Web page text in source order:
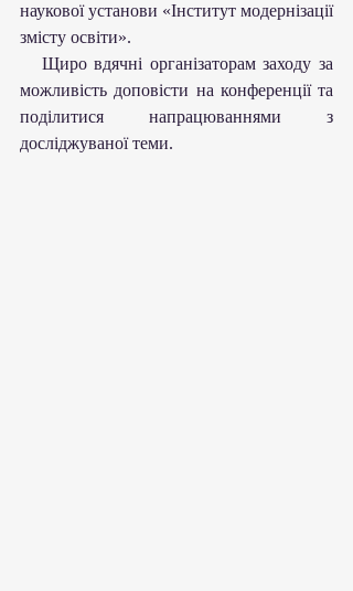
наукової установи «Інститут модернізації
змісту освіти».
Щиро вдячні організаторам заходу за
можливість доповісти на конференції та
поділитися напрацюваннями з
досліджуваної теми.